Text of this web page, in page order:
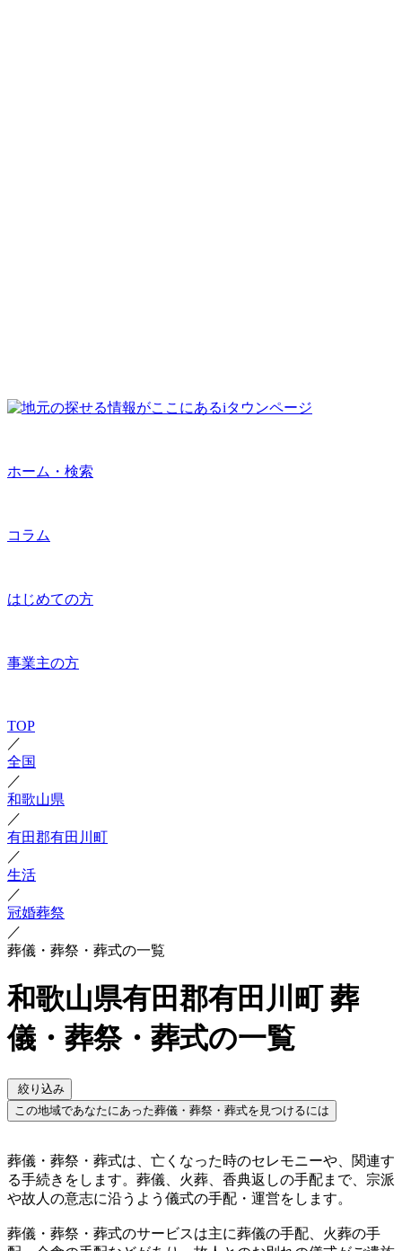
ホーム・検索
コラム
はじめての方
事業主の方
TOP
／
全国
／
和歌山県
／
有田郡有田川町
／
生活
／
冠婚葬祭
／
葬儀・葬祭・葬式の一覧
和歌山県有田郡有田川町 葬
儀・葬祭・葬式の一覧
絞り込み
この地域であなたにあった葬儀・葬祭・葬式を見つけるには
葬儀・葬祭・葬式は、亡くなった時のセレモニーや、関連す
る手続きをします。葬儀、火葬、香典返しの手配まで、宗派
や故人の意志に沿うよう儀式の手配・運営をします。
葬儀・葬祭・葬式のサービスは主に葬儀の手配、火葬の手